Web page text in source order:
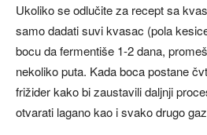
Ukoliko se odlučite za recept sa
samo dadati suvi kvasac (pola
bocu da fermentiše 1-2 dana,
nekoliko puta. Kada boca postane
frižider kako bi zaustavili daljnji
otvarati lagano kao i svako drugo